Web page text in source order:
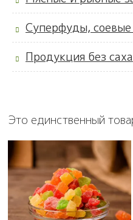
Суперфуды,
Продукция без
Это единственный